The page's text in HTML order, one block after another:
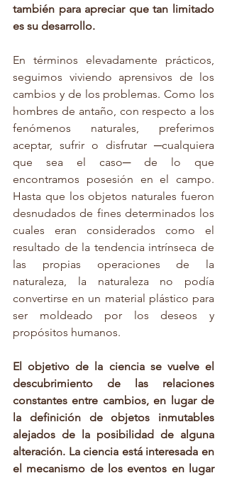
también para apreciar que tan limitado
es su desarrollo.
En términos elevadamente prácticos,
seguimos viviendo aprensivos de los
cambios y de los problemas. Como los
hombres de antaño, con respecto a los
fenómenos naturales, preferimos
aceptar, sufrir o disfrutar ─cualquiera
que sea el caso─ de lo que
encontramos posesión en el campo.
Hasta que los objetos naturales fueron
desnudados de fines determinados los
cuales eran considerados como el
resultado de la tendencia intrínseca de
las propias operaciones de la
naturaleza, la naturaleza no podía
convertirse en un material plástico para
ser moldeado por los deseos y
propósitos humanos.
El objetivo de la ciencia se vuelve el
descubrimiento de las relaciones
constantes entre cambios, en lugar de
la definición de objetos inmutables
alejados de la posibilidad de alguna
alteración. La ciencia está interesada en
el mecanismo de los eventos en lugar